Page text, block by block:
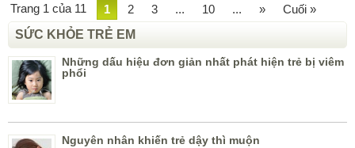
Trang 1 của 11 1 2 3 ... 10 ... »
Cuối »
SỨC KHỎE TRẺ EM
Những dấu hiệu đơn giản nhất phát hiện trẻ bị viêm
phổi
Nguyên nhân khiến trẻ dậy thì muộn